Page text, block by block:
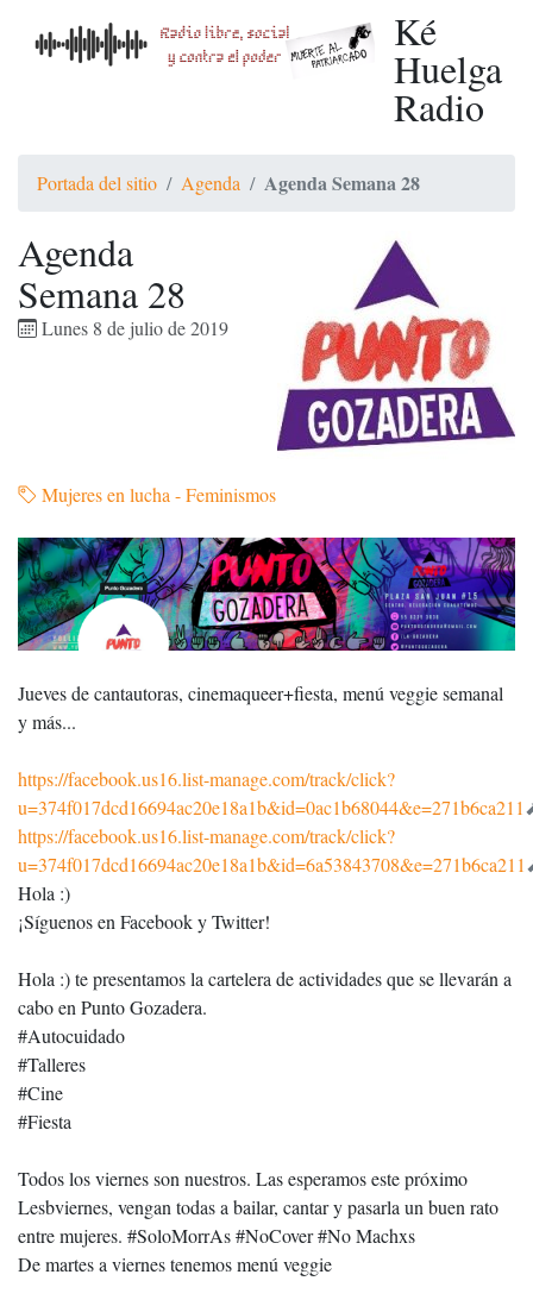
Ké
Huelga
Radio
Portada del sitio Agenda Agenda Semana 28
Agenda
Semana 28
Lunes 8 de julio de 2019
Mujeres en lucha - Feminismos
Jueves de cantautoras, cinemaqueer+fiesta, menú veggie semanal
y más...
https://facebook.us16.list-manage.com/track/click?
u=374f017dcd16694ac20e18a1b&id=0ac1b68044&e=271b6ca211
https://facebook.us16.list-manage.com/track/click?
u=374f017dcd16694ac20e18a1b&id=6a53843708&e=271b6ca211
Hola :)
¡Síguenos en Facebook y Twitter!
Hola :) te presentamos la cartelera de actividades que se llevarán a
cabo en Punto Gozadera.
#Autocuidado
#Talleres
#Cine
#Fiesta
Todos los viernes son nuestros. Las esperamos este próximo
Lesbviernes, vengan todas a bailar, cantar y pasarla un buen rato
entre mujeres. #SoloMorrAs #NoCover #No Machxs
De martes a viernes tenemos menú veggie